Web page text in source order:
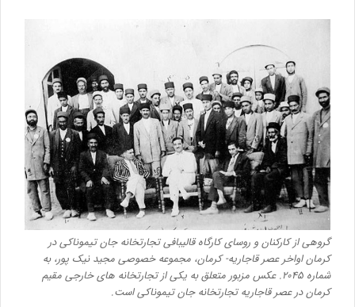
گروهی از کارکنان و روسای کارگاه قالیبافی تجارتخانه جان تیموناکی در
کرمان اواخر عصر قاجاریه- کرمان، مجموعه خصوصی مجید نیک پور، به
شماره ۲۰۴۵. عکس مزبور متعلق به یکی از تجارتخانه های خارجی مقیم
کرمان در عصر قاجاریه تجارتخانه جان تیموناکی است.